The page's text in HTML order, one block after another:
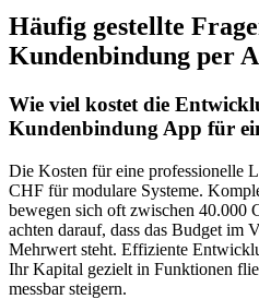
Häufig gestellte
Kundenbindung per
Wie viel kostet die
Kundenbindung App für
Die Kosten für eine professionelle
CHF für modulare Systeme.
bewegen sich oft zwischen 40.000
achten darauf, dass das Budget im
Mehrwert steht. Effiziente
Ihr Kapital gezielt in Funktionen
messbar steigern.